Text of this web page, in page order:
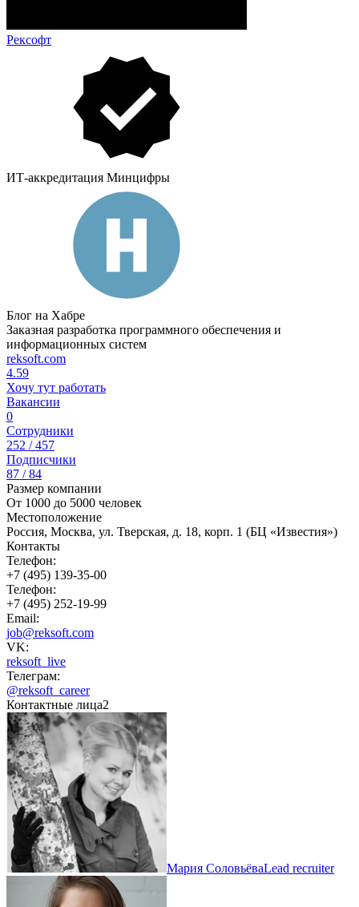
Рексофт
ИТ-аккредитация Минцифры
Блог на Хабре
Заказная разработка программного обеспечения и
информационных систем
reksoft.com
4.59
Хочу тут работать
Вакансии
0
Сотрудники
252 / 457
Подписчики
87 / 84
Размер компании
От 1000 до 5000 человек
Местоположение
Россия, Москва, ул. Тверская, д. 18, корп. 1 (БЦ «Известия»)
Контакты
Телефон:
+7 (495) 139-35-00
Телефон:
+7 (495) 252-19-99
Email:
job@reksoft.com
VK:
reksoft_live
Телеграм:
@reksoft_career
Контактные лица2
Мария СоловьёваLead recruiter